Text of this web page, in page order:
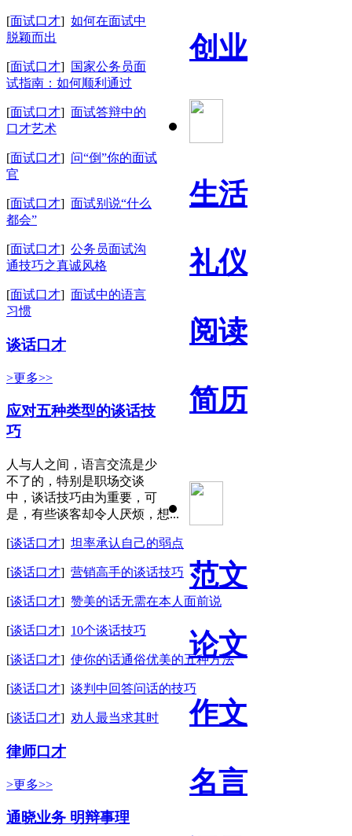
创业
生活
礼仪
阅读
简历
范文
论文
作文
名言
[面试口才] 如何在面试中
脱颖而出
[面试口才] 国家公务员面
试指南：如何顺利通过
[面试口才] 面试答辩中的
口才艺术
[面试口才] 问“倒”你的面试
官
[面试口才] 面试别说“什么
都会”
[面试口才] 公务员面试沟
通技巧之真诚风格
[面试口才] 面试中的语言
习惯
谈话口才
>更多>>
应对五种类型的谈话技
巧
人与人之间，语言交流是少
不了的，特别是职场交谈
中，谈话技巧由为重要，可
是，有些谈客却令人厌烦，想...
[谈话口才] 坦率承认自己的弱点
[谈话口才] 营销高手的谈话技巧
[谈话口才] 赞美的话无需在本人面前说
[谈话口才] 10个谈话技巧
[谈话口才] 使你的话通俗优美的五种方法
[谈话口才] 谈判中回答问话的技巧
[谈话口才] 劝人最当求其时
律师口才
>更多>>
通晓业务 明辩事理